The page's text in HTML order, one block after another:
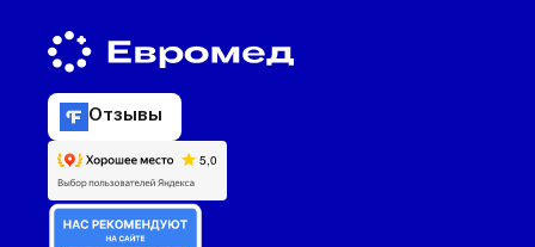
Отзывы